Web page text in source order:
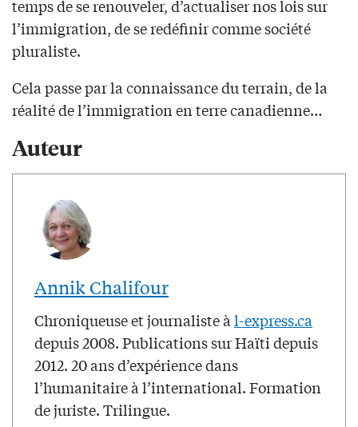
temps de se renouveler, d’actualiser nos lois sur
l’immigration, de se redéfinir comme société
pluraliste.
Cela passe par la connaissance du terrain, de la
réalité de l’immigration en terre canadienne…
Auteur
Annik Chalifour
Chroniqueuse et journaliste àl-express.ca
depuis 2008. Publications sur Haïti depuis
2012. 20 ans d’expérience dans
l’humanitaire à l’international. Formation
de juriste. Trilingue.